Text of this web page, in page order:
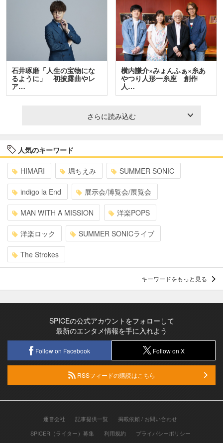
石井琢磨「人生の宝物にな
るように」 初披露曲やレ
ア…
横内謙介×みょんふぁ×糸あ
やつり人形一糸座 創作
人…
さらに読み込む
人気のキーワード
HIMARI 堀ちえみ SUMMER SONIC
indigo la End 展示会/博覧会/展覧会
MAN WITH A MISSION 洋楽POPS
洋楽ロック SUMMER SONICライブ
The Strokes
キーワードをもっと見る
SPICEの公式アカウントをフォローして
最新のエンタメ情報を手に入れよう
Follow on Facebook Follow on X
RSSフィードの購読はこちら
運営会社 記事提供一覧
掲載依頼 / お問い合わせ
SPICER（ライター）募集
利用規約 プライバシーポリシー